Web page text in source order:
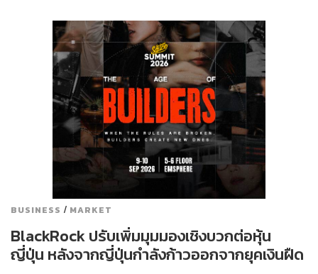
BUSINESS / MARKET
BlackRock ปรับเพิ่มมุมมองเชิงบวกต่อหุ้น
ญี่ปุ่น หลังจากญี่ปุ่นกำลังก้าวออกจากยุคเงินฝืด